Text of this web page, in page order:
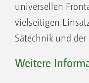
universellen
vielseitigen
Sätechnik und
die Bedienung der
Weitere